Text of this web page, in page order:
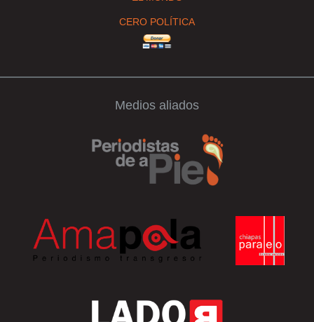
CERO POLÍTICA
Medios aliados